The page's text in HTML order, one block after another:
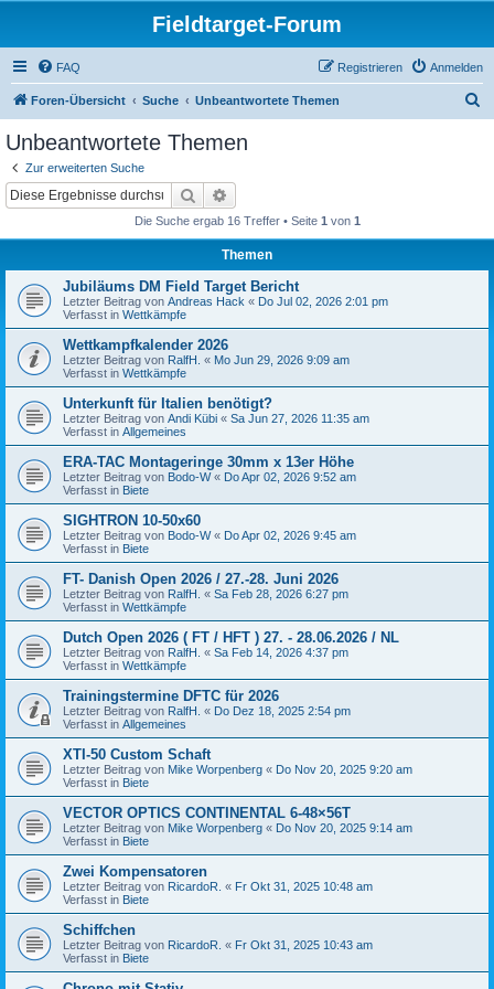
Fieldtarget-Forum
FAQ Anmelden
Registrieren
Foren-Übersicht Suche Unbeantwortete Themen
Unbeantwortete Themen
Zur erweiterten Suche
Suche
Die Suche ergab 16 Treffer • Seite 1 von 1
Themen
Jubiläums DM Field Target Bericht
Letzter Beitrag von Andreas Hack « Do Jul 02, 2026 2:01 pm
Verfasst in Wettkämpfe
Wettkampfkalender 2026
Letzter Beitrag von RalfH. « Mo Jun 29, 2026 9:09 am
Verfasst in Wettkämpfe
Unterkunft für Italien benötigt?
Letzter Beitrag von Andi Kübi « Sa Jun 27, 2026 11:35 am
Verfasst in Allgemeines
ERA-TAC Montageringe 30mm x 13er Höhe
Letzter Beitrag von Bodo-W« Do Apr 02, 2026 9:52 am
Verfasst in Biete
SIGHTRON 10-50x60
Letzter Beitrag von Bodo-W« Do Apr 02, 2026 9:45 am
Verfasst in Biete
FT- Danish Open 2026 / 27.-28. Juni 2026
Letzter Beitrag von RalfH. « Sa Feb 28, 2026 6:27 pm
Verfasst in Wettkämpfe
Dutch Open 2026 ( FT / HFT ) 27. - 28.06.2026 / NL
Letzter Beitrag von RalfH. « Sa Feb 14, 2026 4:37 pm
Verfasst in Wettkämpfe
Trainingstermine DFTC für 2026
Letzter Beitrag von RalfH. « Do Dez 18, 2025 2:54 pm
Verfasst in Allgemeines
XTI-50 Custom Schaft
Letzter Beitrag von Mike Worpenberg « Do Nov 20, 2025 9:20 am
Verfasst in Biete
VECTOR OPTICS CONTINENTAL 6-48×56T
Letzter Beitrag von Mike Worpenberg « Do Nov 20, 2025 9:14 am
Verfasst in Biete
Zwei Kompensatoren
Letzter Beitrag von RicardoR. « Fr Okt 31, 2025 10:48 am
Verfasst in Biete
Schiffchen
Letzter Beitrag von RicardoR. « Fr Okt 31, 2025 10:43 am
Verfasst in Biete